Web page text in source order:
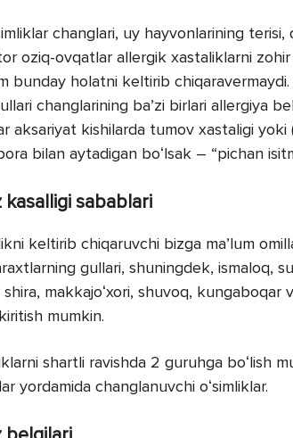
changlari, uy hayvonlarining terisi,
oziq-ovqatlar allergik xastaliklarni zohir
bunday holatni keltirib
changlarining baʼzi birlari allergiya
aksariyat kishilarda tumov xastaligi yoki
bilan aytadigan boʻlsak – “pichan
kasalligi sabablari
keltirib chiqaruvchi bizga maʼlum
gullari, shuningdek, ismaloq,
shira, makkajoʻxori, shuvoq, kungaboqar
mumkin.
shartli ravishda 2 guruhga boʻlish
yordamida changlanuvchi oʻsimliklar.